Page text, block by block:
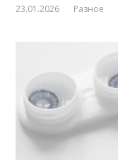
23.01.2026 Разное